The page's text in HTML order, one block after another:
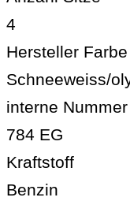
4
Hersteller Farbe
Schneeweiss/
interne Nummer
784 EG
Kraftstoff
Benzin